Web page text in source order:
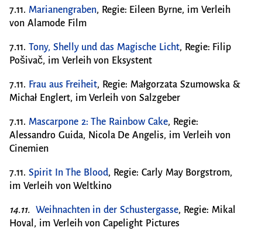
7.11. Marianengraben, Regie: Eileen Byrne, im Verleih
von Alamode Film
7.11. Tony, Shelly und das Magische Licht, Regie: Filip
Pošivač, im Verleih von Eksystent
7.11. Frau aus Freiheit, Regie: Małgorzata Szumowska &
Michał Englert, im Verleih von Salzgeber
7.11. Mascarpone 2: The Rainbow Cake, Regie:
Alessandro Guida, Nicola De Angelis, im Verleih von
Cinemien
7.11. Spirit In The Blood, Regie: Carly May Borgstrom,
im Verleih von Weltkino
14.11. Weihnachten in der Schustergasse, Regie: Mikal
Hoval, im Verleih von Capelight Pictures